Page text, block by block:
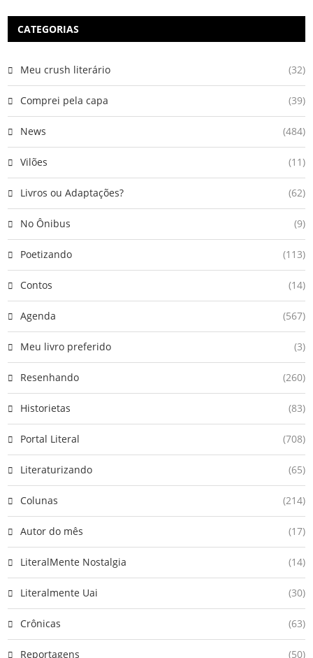
CATEGORIAS
Meu crush literário (32)
Comprei pela capa (39)
News (484)
Vilões (11)
Livros ou Adaptações? (62)
No Ônibus (9)
Poetizando (113)
Contos (14)
Agenda (567)
Meu livro preferido (3)
Resenhando (260)
Historietas (83)
Portal Literal (708)
Literaturizando (65)
Colunas (214)
Autor do mês (17)
LiteralMente Nostalgia (14)
Literalmente Uai (30)
Crônicas (63)
Reportagens (50)